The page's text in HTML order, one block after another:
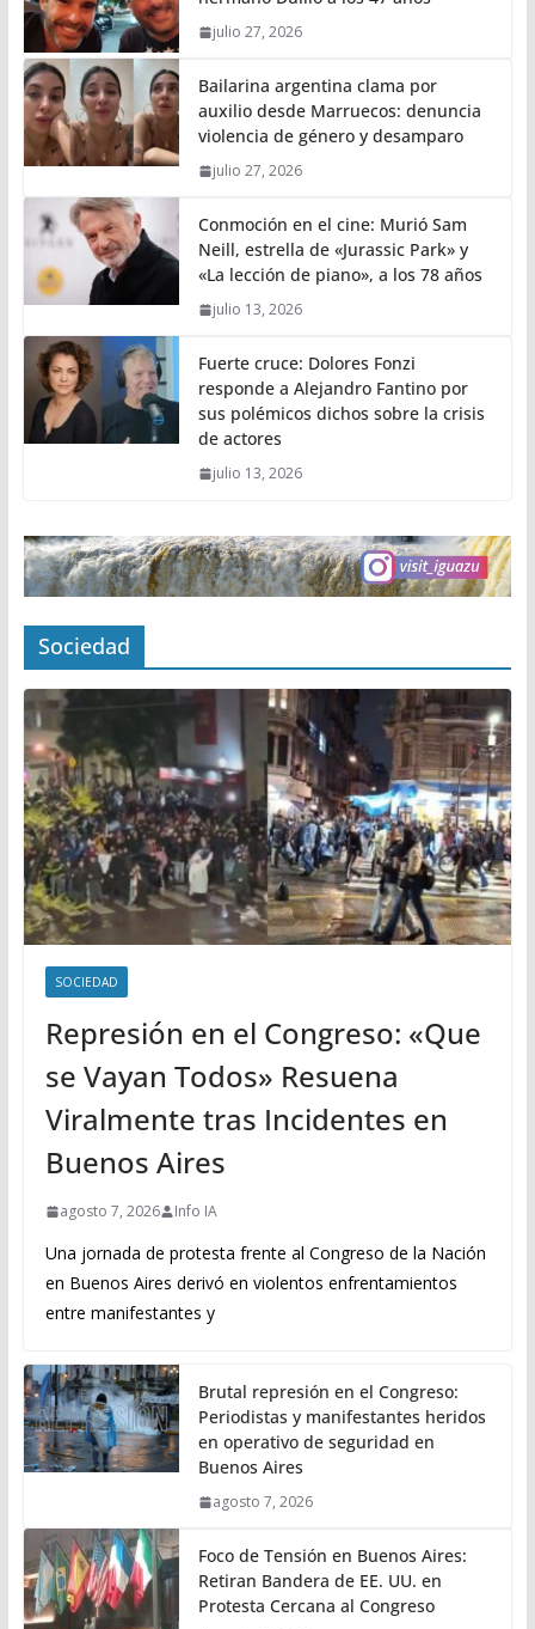
julio 27, 2026
Bailarina argentina clama por
auxilio desde Marruecos: denuncia
violencia de género y desamparo
julio 27, 2026
Conmoción en el cine: Murió Sam
Neill, estrella de «Jurassic Park» y
«La lección de piano», a los 78 años
julio 13, 2026
Fuerte cruce: Dolores Fonzi
responde a Alejandro Fantino por
sus polémicos dichos sobre la crisis
de actores
julio 13, 2026
Sociedad
SOCIEDAD
Represión en el Congreso: «Que
se Vayan Todos» Resuena
Viralmente tras Incidentes en
Buenos Aires
agosto 7, 2026 Info IA
Una jornada de protesta frente al Congreso de la Nación
en Buenos Aires derivó en violentos enfrentamientos
entre manifestantes y
Brutal represión en el Congreso:
Periodistas y manifestantes heridos
en operativo de seguridad en
Buenos Aires
agosto 7, 2026
Foco de Tensión en Buenos Aires:
Retiran Bandera de EE. UU. en
Protesta Cercana al Congreso